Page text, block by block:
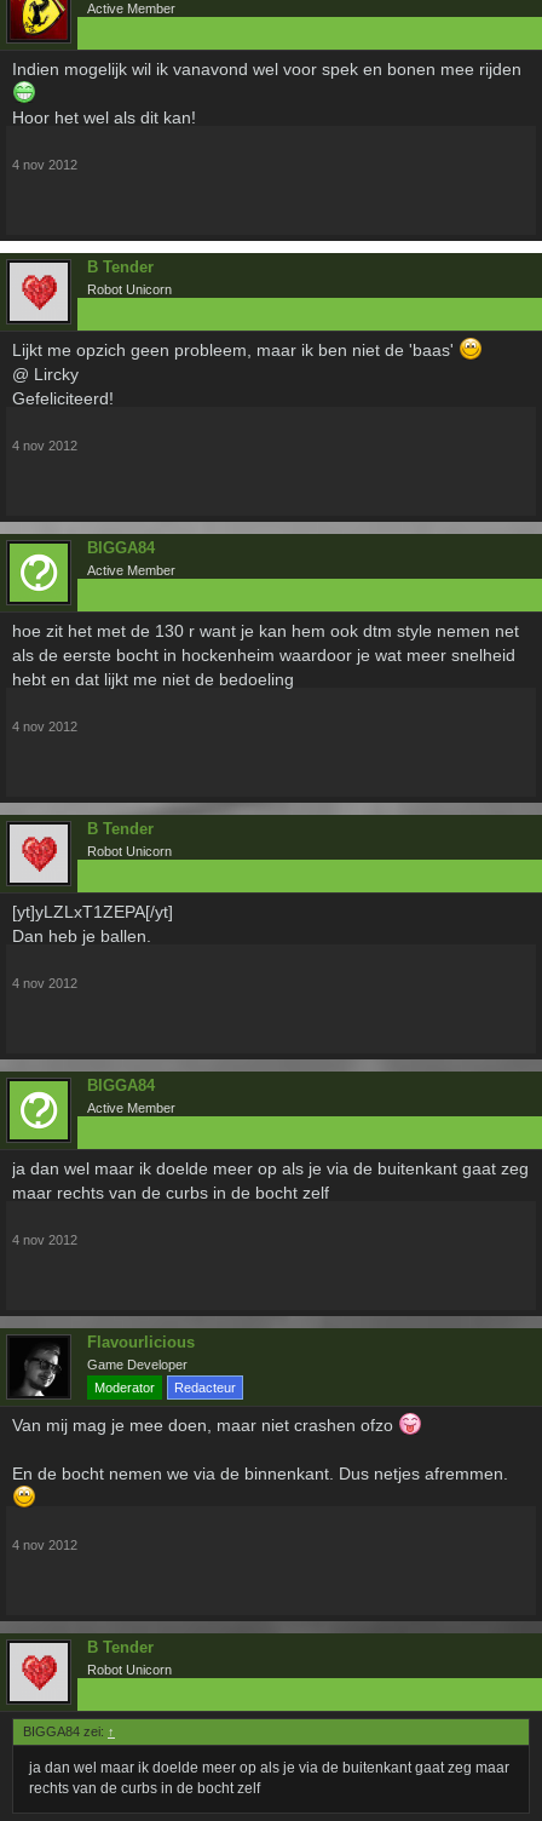
Active Member
Indien mogelijk wil ik vanavond wel voor spek en bonen mee rijden
Hoor het wel als dit kan!
4 nov 2012
B Tender
Robot Unicorn
Lijkt me opzich geen probleem, maar ik ben niet de 'baas'
@ Lircky
Gefeliciteerd!
4 nov 2012
BIGGA84
Active Member
hoe zit het met de 130 r want je kan hem ook dtm style nemen net
als de eerste bocht in hockenheim waardoor je wat meer snelheid
hebt en dat lijkt me niet de bedoeling
4 nov 2012
B Tender
Robot Unicorn
[yt]yLZLxT1ZEPA[/yt]
Dan heb je ballen.
4 nov 2012
BIGGA84
Active Member
ja dan wel maar ik doelde meer op als je via de buitenkant gaat zeg
maar rechts van de curbs in de bocht zelf
4 nov 2012
Flavourlicious
Game Developer
Moderator
Redacteur
Van mij mag je mee doen, maar niet crashen ofzo
En de bocht nemen we via de binnenkant. Dus netjes afremmen.
4 nov 2012
B Tender
Robot Unicorn
BIGGA84 zei: ↑
ja dan wel maar ik doelde meer op als je via de buitenkant gaat zeg maar
rechts van de curbs in de bocht zelf